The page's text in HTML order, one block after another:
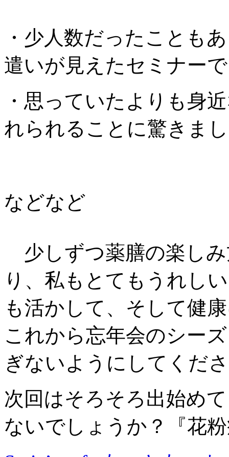
・少人数だったことも
遣いが見えたセミナー
・思っていたよりも身
れられることに驚きま
などなど
少しずつ薬膳の楽し
り、私もとてもうれし
も活かして、そして健
これから忘年会のシー
ぎないようにしてくだ
次回はそろそろ出始め
ないでしょうか？『花